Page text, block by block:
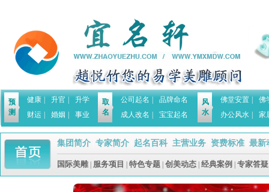
预
测
健康 升官
升学
财运
婚姻 事业
取
名
公司起名
品牌命名
成人改名
宝宝起名
风
水
佛堂安置
佛
办公风水
家
集团简介| 专家简介| 起名百科| 主营业务| 资费标准| 最新
国际美雕| 服务项目 特色专题| 创美动态| 经典案例 专家答疑